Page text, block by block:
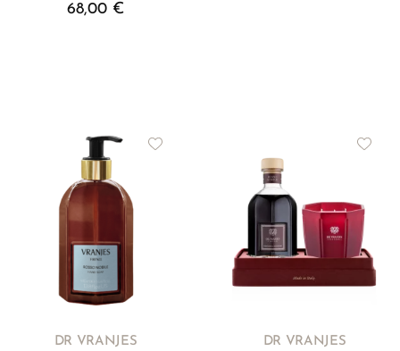
68,00 €
DR VRANJES DR VRANJES